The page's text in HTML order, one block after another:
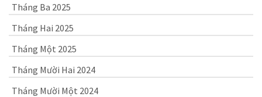
Tháng Ba 2025
Tháng Hai 2025
Tháng Một 2025
Tháng Mười Hai 2024
Tháng Mười Một 2024